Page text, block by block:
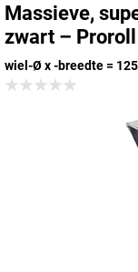
Massieve,
zwart – Proroll
wiel-Ø x -breedte =